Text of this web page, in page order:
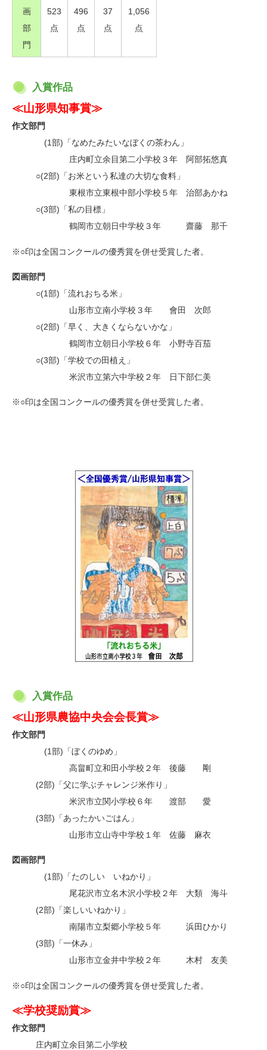
画
部
門
523
点
496
点
37
点
1,056
点
入賞作品
≪山形県知事賞≫
作文部門
(1部)「なめたみたいなぼくの茶わん」
庄内町立余目第二小学校３年 阿部拓悠真
○(2部)「お米という私達の大切な食料」
東根市立東根中部小学校５年 治部あかね
○(3部)「私の目標」
鶴岡市立朝日中学校３年 齋藤 那千
※○印は全国コンクールの優秀賞を併せ受賞した者。
図画部門
○(1部)「流れおちる米」
山形市立南小学校３年 會田 次郎
○(2部)「早く、大きくならないかな」
鶴岡市立朝日小学校６年 小野寺百茄
○(3部)「学校での田植え」
米沢市立第六中学校２年 日下部仁美
※○印は全国コンクールの優秀賞を併せ受賞した者。
入賞作品
≪山形県農協中央会会長賞≫
作文部門
(1部)「ぼくのゆめ」
高畠町立和田小学校２年 後藤 剛
(2部)「父に学ぶチャレンジ米作り」
米沢市立関小学校６年 渡部 愛
(3部)「あったかいごはん」
山形市立山寺中学校１年 佐藤 麻衣
図画部門
(1部)「たのしい いねかり」
尾花沢市立名木沢小学校２年 大類 海斗
(2部)「楽しいいねかり」
南陽市立梨郷小学校５年 浜田ひかり
(3部)「一休み」
山形市立金井中学校２年 木村 友美
※○印は全国コンクールの優秀賞を併せ受賞した者。
≪学校奨励賞≫
作文部門
庄内町立余目第二小学校